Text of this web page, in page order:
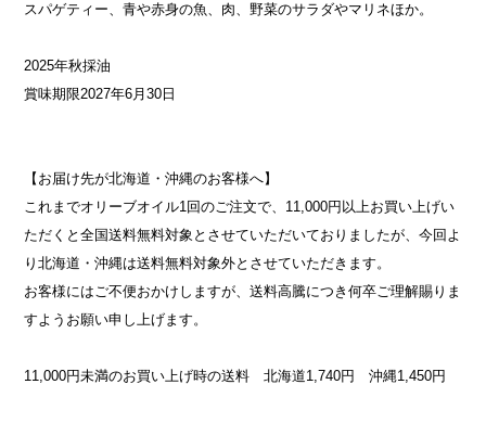
スパゲティー、青や赤身の魚、肉、野菜のサラダやマリネほか。
2025年秋採油
賞味期限2027年6月30日
【お届け先が北海道・沖縄のお客様へ】
これまでオリーブオイル1回のご注文で、11,000円以上お買い上げい
ただくと全国送料無料対象とさせていただいておりましたが、今回よ
り北海道・沖縄は送料無料対象外とさせていただきます。
お客様にはご不便おかけしますが、送料高騰につき何卒ご理解賜りま
すようお願い申し上げます。
11,000円未満のお買い上げ時の送料 北海道1,740円 沖縄1,450円